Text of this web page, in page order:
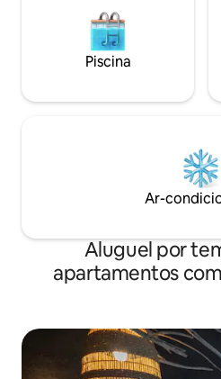
Piscina
Ar-
Aluguel por
apartamentos